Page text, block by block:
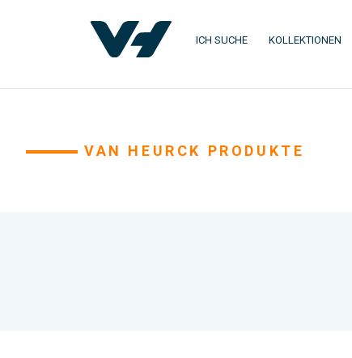
ICH SUCHE KOLLEKTIONEN
VAN HEURCK PRODUKTE